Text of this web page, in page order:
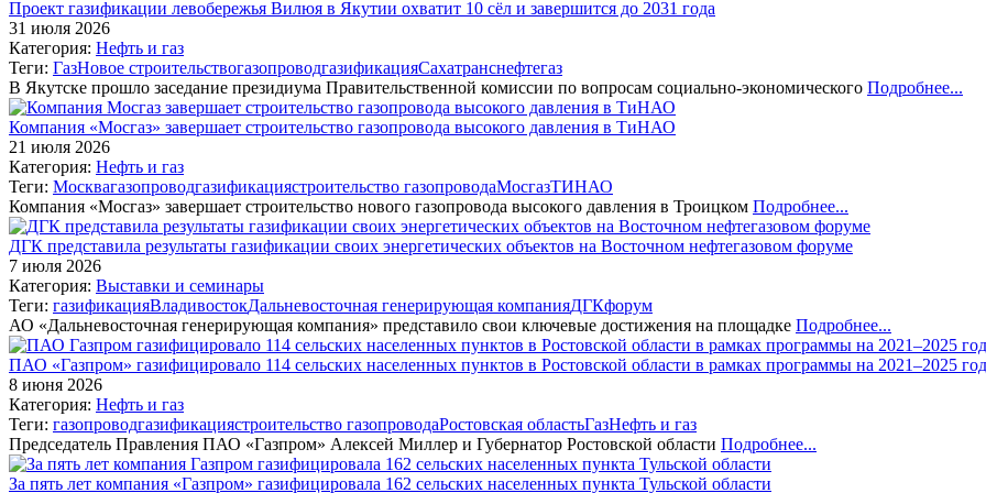
Проект газификации левобережья Вилюя в Якутии охватит 10 сёл и завершится до 2031 года
31 июля 2026
Категория: Нефть и газ
Теги: ГазНовое строительствогазопроводгазификацияСахатранснефтегаз
В Якутске прошло заседание президиума Правительственной комиссии по вопросам социально-экономического Подробнее...
Компания «Мосгаз» завершает строительство газопровода высокого давления в ТиНАО
21 июля 2026
Категория: Нефть и газ
Теги: Москвагазопроводгазификациястроительство газопроводаМосгазТИНАО
Компания «Мосгаз» завершает строительство нового газопровода высокого давления в Троицком Подробнее...
ДГК представила результаты газификации своих энергетических объектов на Восточном нефтегазовом форуме
7 июля 2026
Категория: Выставки и семинары
Теги: газификацияВладивостокДальневосточная генерирующая компанияДГКфорум
АО «Дальневосточная генерирующая компания» представило свои ключевые достижения на площадке Подробнее...
ПАО «Газпром» газифицировало 114 сельских населенных пунктов в Ростовской области в рамках программы на 2021–2025
8 июня 2026
Категория: Нефть и газ
Теги: газопроводгазификациястроительство газопроводаРостовская областьГазНефть и газ
Председатель Правления ПАО «Газпром» Алексей Миллер и Губернатор Ростовской области Подробнее...
За пять лет компания «Газпром» газифицировала 162 сельских населенных пункта Тульской области